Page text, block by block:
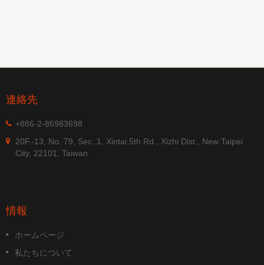
連絡先
+886-2-86983698
20F.-13, No. 79, Sec. 1, Xintai 5th Rd., Xizhi Dist., New Taipei
City, 22101, Taiwan
情報
ホームページ
私たちについて